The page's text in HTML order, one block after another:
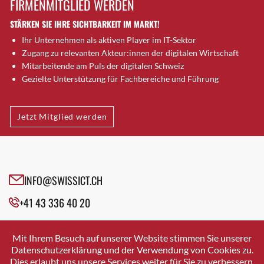
Brütten
Bubendorf
Bubikon
Buchs (SG)
Burgdorf
Bülach
Cazis
Cham
Davos Platz
Davos Platz 1
Dietikon
Dietlikon
FIRMENMITGLIED WERDEN
STÄRKEN SIE IHRE SICHTBARKEIT IM MARKT!
Ihr Unternehmen als aktiven Player im IT-Sektor
Zugang zu relevanten Akteur:innen der digitalen Wirtschaft
Mitarbeitende am Puls der digitalen Schweiz
Gezielte Unterstützung für Fachbereiche und Führung
Jetzt Mitglied werden
INFO@SWISSICT.CH
+41 43 336 40 20
SWISSICT
VULKANSTRASSE 120
8048 ZURICH
Mit Ihrem Besuch auf unserer Website stimmen Sie unserer
Datenschutzerklärung und der Verwendung von Cookies zu.
Dies erlaubt uns unsere Services weiter für Sie zu verbessern.